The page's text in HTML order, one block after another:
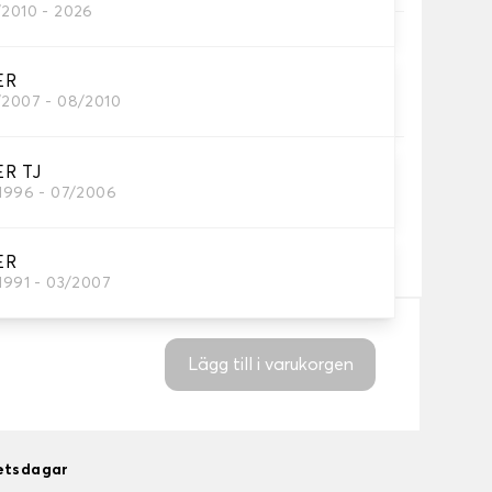
- 2026
- 08/2010
TJ
- 07/2006
- 03/2007
på förarmattan för maximalt skydd.
för gummimaterial
med en text och/eller ikon
Lägg till i varukorgen